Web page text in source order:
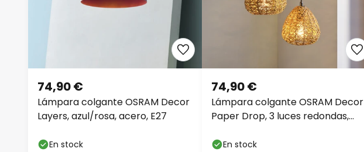
Lámpara colgante OSRAM Decor
Layers, azul/rosa, acero, E27
74,90 €
En stock
Lámpara colgante OSRAM Decor
Paper Drop, 3 luces redondas,
74,90 €
En stock